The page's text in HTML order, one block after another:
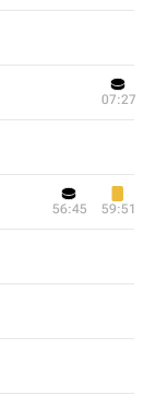
07:27
56:45 59:51